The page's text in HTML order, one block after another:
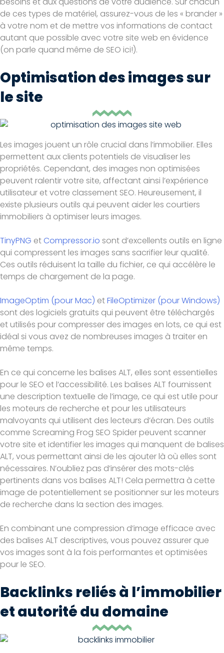
de ces types de matériel, assurez-vous de les « brander »
à votre nom et de mettre vos informations de contact
autant que possible avec votre site web en évidence
(on parle quand même de SEO ici!).
Optimisation des images sur
le site
Les images jouent un rôle crucial dans l’immobilier. Elles
permettent aux clients potentiels de visualiser les
propriétés. Cependant, des images non optimisées
peuvent ralentir votre site, affectant ainsi l’expérience
utilisateur et votre classement SEO. Heureusement, il
existe plusieurs outils qui peuvent aider les courtiers
immobiliers à optimiser leurs images.
TinyPNG etCompressor.io sont d’excellents outils en ligne
qui compressent les images sans sacrifier leur qualité.
Ces outils réduisent la taille du fichier, ce qui accélère le
temps de chargement de la page.
ImageOptim (pour Mac) etFileOptimizer (pour Windows)
sont des logiciels gratuits qui peuvent être téléchargés
et utilisés pour compresser des images en lots, ce qui est
idéal si vous avez de nombreuses images à traiter en
même temps.
En ce qui concerne les balises ALT, elles sont essentielles
pour le SEO et l’accessibilité. Les balises ALT fournissent
une description textuelle de l’image, ce qui est utile pour
les moteurs de recherche et pour les utilisateurs
malvoyants qui utilisent des lecteurs d’écran. Des outils
comme Screaming Frog SEO Spider peuvent scanner
votre site et identifier les images qui manquent de balises
ALT, vous permettant ainsi de les ajouter là où elles sont
nécessaires. N’oubliez pas d’insérer des mots-clés
pertinents dans vos balises ALT! Cela permettra à cette
image de potentiellement se positionner sur les moteurs
de recherche dans la section des images.
En combinant une compression d’image efficace avec
des balises ALT descriptives, vous pouvez assurer que
vos images sont à la fois performantes et optimisées
pour le SEO.
Backlinks reliés à l’immobilier
et autorité du domaine